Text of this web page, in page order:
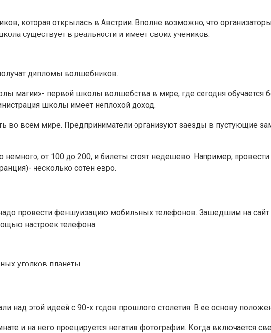
которая открылась в Австрии. Вполне возможно, что
существует в реальности и имеет своих учеников.
дипломы волшебников.
магии»- первой школы волшебства в мире, где сегодня обучается
школы имеет неплохой доход.
во всем мире. Предприниматели организуют заезды в пустующие
немного, от 100 до 200, и билеты стоят недешево. Например,
несколько сотен евро.
провести феншуизацию мобильных телефонов. Зашедшим на сайт
настроек телефона.
уголков планеты.
над этой идеей с 90-х годов прошлого столетия. В ее основу
и на него проецируется негатив фотографии. Когда включается